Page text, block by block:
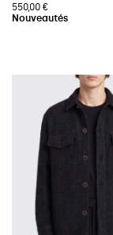
550,00 €